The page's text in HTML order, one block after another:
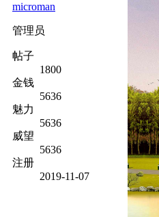
microman
管理员
帖子
1800
金钱
5636
魅力
5636
威望
5636
注册
2019-11-07